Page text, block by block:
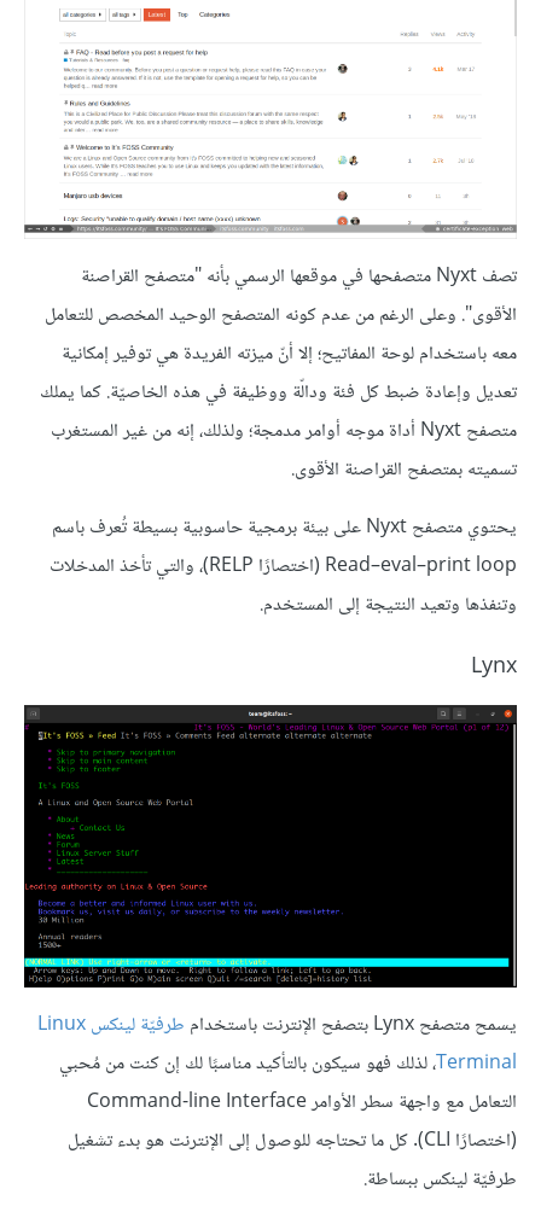
تصف Nyxt متصفحها في موقعها الرسمي بأنه "متصفح القراصنة
الأقوى". وعلى الرغم من عدم كونه المتصفح الوحيد المخصص للتعامل
معه باستخدام لوحة المفاتيح؛ إلا أنّ ميزته الفريدة هي توفير إمكانية
تعديل وإعادة ضبط كل فئة ودالّة ووظيفة في هذه الخاصيّة. كما يملك
متصفح Nyxt أداة موجه أوامر مدمجة؛ ولذلك، إنه من غير المستغرب
تسميته بمتصفح القراصنة الأقوى.
يحتوي متصفح Nyxt على بيئة برمجية حاسوبية بسيطة تُعرف باسم
Read–eval–print loop (اختصارًا RELP)، والتي تأخذ المدخلات
وتنفذها وتعيد النتيجة إلى المستخدم.
Lynx
يسمح متصفح Lynx بتصفح الإنترنت باستخدام
طرفيّة لينكس Linux
Terminal، لذلك فهو سيكون بالتأكيد مناسبًا لك إن كنت من مُحبي
التعامل مع واجهة سطر الأوامر Command-line Interface
(اختصارًا CLI). كل ما تحتاجه للوصول إلى الإنترنت هو بدء تشغيل
طرفيّة لينكس ببساطة.